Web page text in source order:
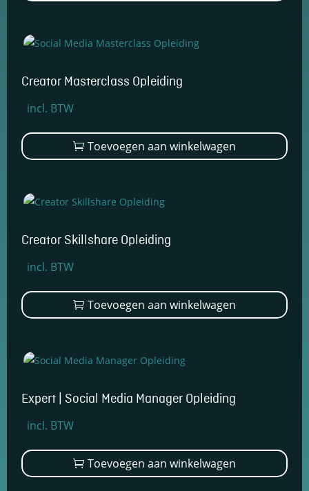
Creator Masterclass Opleiding
Oorspronkelijke
was:
€1.299,00.
Huidige
is:
€899,00.
incl. BTW
Toevoegen aan winkelwagen
Creator Skillshare Opleiding
Oorspronkelijke
was:
€2.199,00.
Huidige
is:
€1.499,00.
incl. BTW
Toevoegen aan winkelwagen
Expert | Social Media Manager Opleiding
Oorspronkelijke
was:
€3.499,00.
Huidige
is:
€2.599,00.
incl. BTW
Toevoegen aan winkelwagen